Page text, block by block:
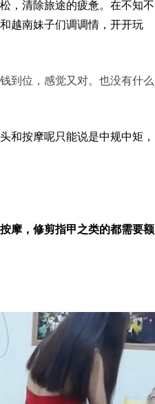
，清除旅途的疲惫。在不知不
越南妹子们调调情，开开玩
到位，感觉又对。也没有什么
和按摩呢只能说是中规中矩，
摩，修剪指甲之类的都需要额